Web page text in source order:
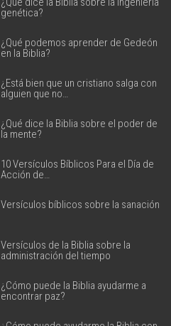
genética?
¿Qué podemos aprender de Gedeón
en la Biblia?
¿Está bien que un cristiano salga con
alguien que no…
¿Qué dice la Biblia sobre el poder de
la mente?
10 Versículos Bíblicos Para el Día de
Acción de…
Versículos bíblicos sobre la sanación
Versículos de la Biblia sobre la
administración del tiempo
¿Cómo puede la Biblia ayudarme a
encontrar paz?